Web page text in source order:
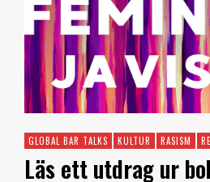
GLOBAL BAR TALKS KULTUR RASISM
Läs ett utdrag ur